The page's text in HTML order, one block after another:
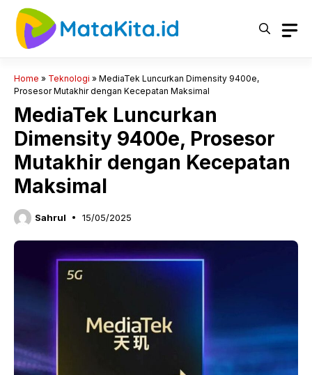
Langsung
Home » Teknologi » MediaTek Luncurkan Dimensity 9400e,
Prosesor Mutakhir dengan Kecepatan Maksimal
MediaTek Luncurkan
Dimensity 9400e, Prosesor
Mutakhir dengan Kecepatan
Maksimal
Sahrul 15/05/2025